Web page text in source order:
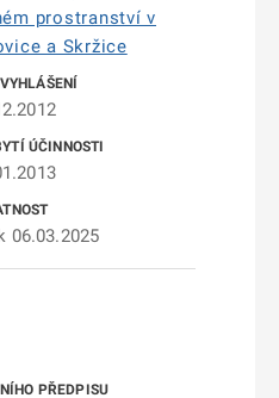
prostranství v
a Skržice
06.03.2025